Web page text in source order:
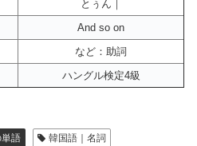
とぅん｜
And so on
など：助詞
ハングル検定4級
語 韓国語｜名詞